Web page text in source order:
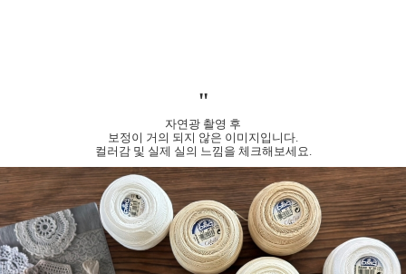
"
자연광 촬영 후
보정이 거의 되지 않은 이미지입니다.
컬러감 및 실제 실의 느낌을 체크해보세요.